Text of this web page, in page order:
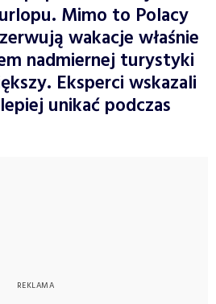
Mimo to Polacy
wakacje właśnie
nadmiernej turystyki
Eksperci wskazali
unikać podczas